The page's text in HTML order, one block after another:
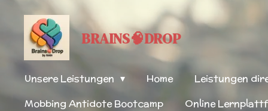
Hauptinhalt
springen
BRAINS🧠DROP
Unsere Leistungen Home Leistungen
Mobbing Antidote Bootcamp
Online